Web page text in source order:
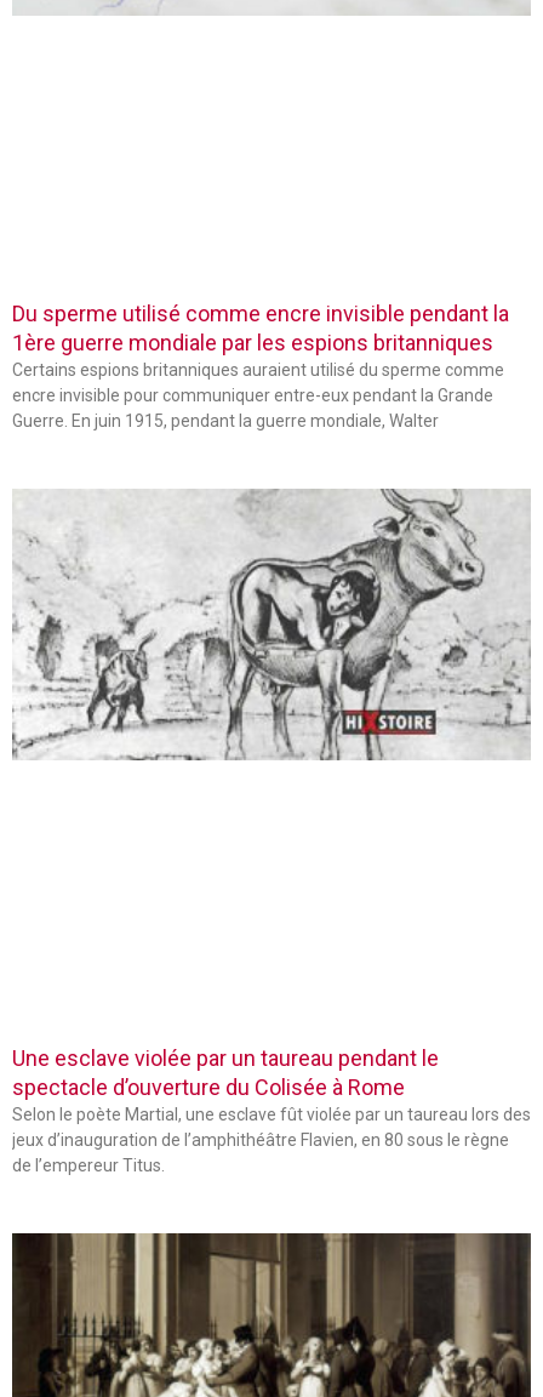
Du sperme utilisé comme encre invisible pendant la
1ère guerre mondiale par les espions britanniques
Certains espions britanniques auraient utilisé du sperme comme
encre invisible pour communiquer entre-eux pendant la Grande
Guerre. En juin 1915, pendant la guerre mondiale, Walter
Une esclave violée par un taureau pendant le
spectacle d’ouverture du Colisée à Rome
Selon le poète Martial, une esclave fût violée par un taureau lors des
jeux d’inauguration de l’amphithéâtre Flavien, en 80 sous le règne
de l’empereur Titus.